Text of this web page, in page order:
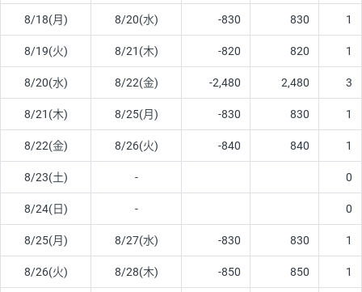
8/18(月) 8/20(水) -830 830 1
8/19(火) 8/21(木) -820 820 1
8/20(水) 8/22(金) -2,480 2,480 3
8/21(木) 8/25(月) -830 830 1
8/22(金) 8/26(火) -840 840 1
8/23(土) - 0
8/24(日) - 0
8/25(月) 8/27(水) -830 830 1
8/26(火) 8/28(木) -850 850 1